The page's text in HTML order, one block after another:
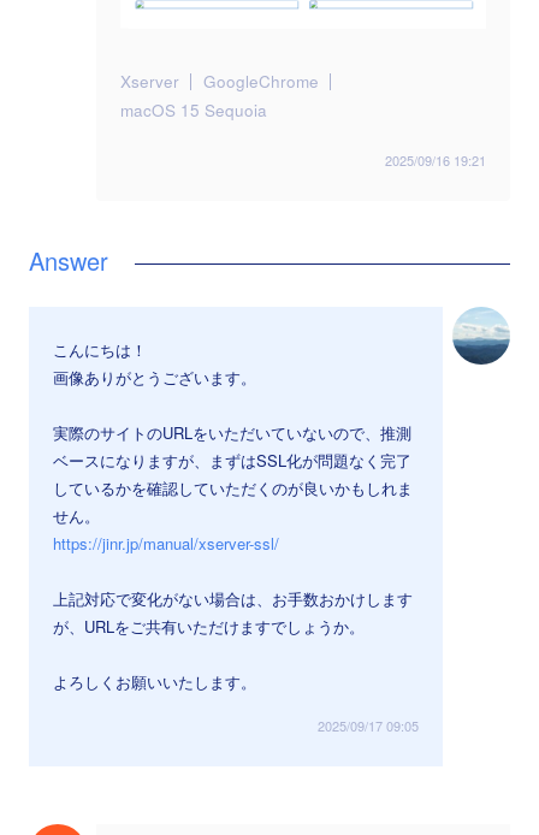
Xserver
GoogleChrome
macOS 15 Sequoia
2025/09/16 19:21
こんにちは！
画像ありがとうございます。
実際のサイトのURLをいただいていないので、推測
ベースになりますが、まずはSSL化が問題なく完了
しているかを確認していただくのが良いかもしれま
せん。
https://jinr.jp/manual/xserver-ssl/
上記対応で変化がない場合は、お手数おかけします
が、URLをご共有いただけますでしょうか。
よろしくお願いいたします。
2025/09/17 09:05